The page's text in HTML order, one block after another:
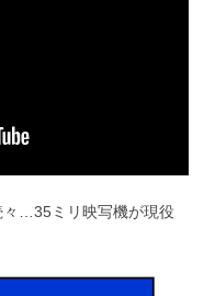
々…35ミリ映写機が現役